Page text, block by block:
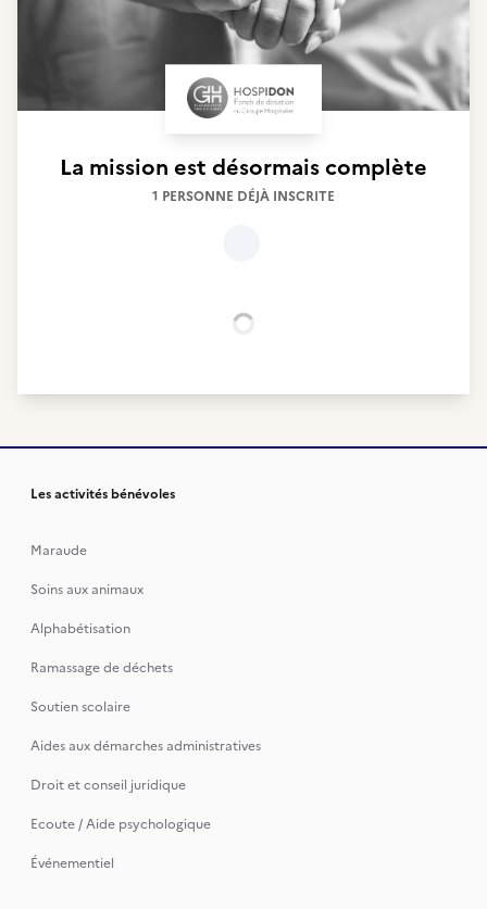
La mission est désormais complète
1 PERSONNE DÉJÀ INSCRITE
Les activités bénévoles
Maraude
Soins aux animaux
Alphabétisation
Ramassage de déchets
Soutien scolaire
Aides aux démarches administratives
Droit et conseil juridique
Ecoute / Aide psychologique
Événementiel